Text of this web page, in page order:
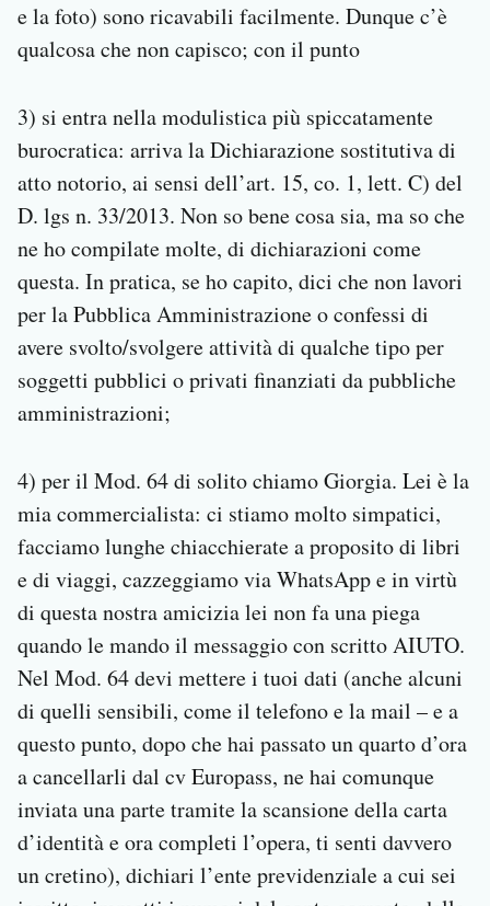
e la foto) sono ricavabili facilmente. Dunque c’è
qualcosa che non capisco; con il punto
3) si entra nella modulistica più spiccatamente
burocratica: arriva la Dichiarazione sostitutiva di
atto notorio, ai sensi dell’art. 15, co. 1, lett. C) del
D. lgs n. 33/2013. Non so bene cosa sia, ma so che
ne ho compilate molte, di dichiarazioni come
questa. In pratica, se ho capito, dici che non lavori
per la Pubblica Amministrazione o confessi di
avere svolto/svolgere attività di qualche tipo per
soggetti pubblici o privati finanziati da pubbliche
amministrazioni;
4) per il Mod. 64 di solito chiamo Giorgia. Lei è la
mia commercialista: ci stiamo molto simpatici,
facciamo lunghe chiacchierate a proposito di libri
e di viaggi, cazzeggiamo via WhatsApp e in virtù
di questa nostra amicizia lei non fa una piega
quando le mando il messaggio con scritto AIUTO.
Nel Mod. 64 devi mettere i tuoi dati (anche alcuni
di quelli sensibili, come il telefono e la mail – e a
questo punto, dopo che hai passato un quarto d’ora
a cancellarli dal cv Europass, ne hai comunque
inviata una parte tramite la scansione della carta
d’identità e ora completi l’opera, ti senti davvero
un cretino), dichiari l’ente previdenziale a cui sei